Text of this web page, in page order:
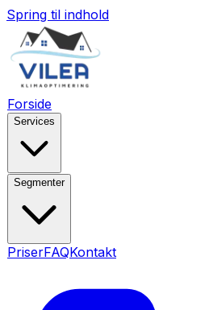
Spring til indhold
Forside
Services
Segmenter
PriserFAQKontakt